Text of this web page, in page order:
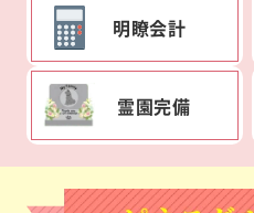
明瞭会計
霊園完備